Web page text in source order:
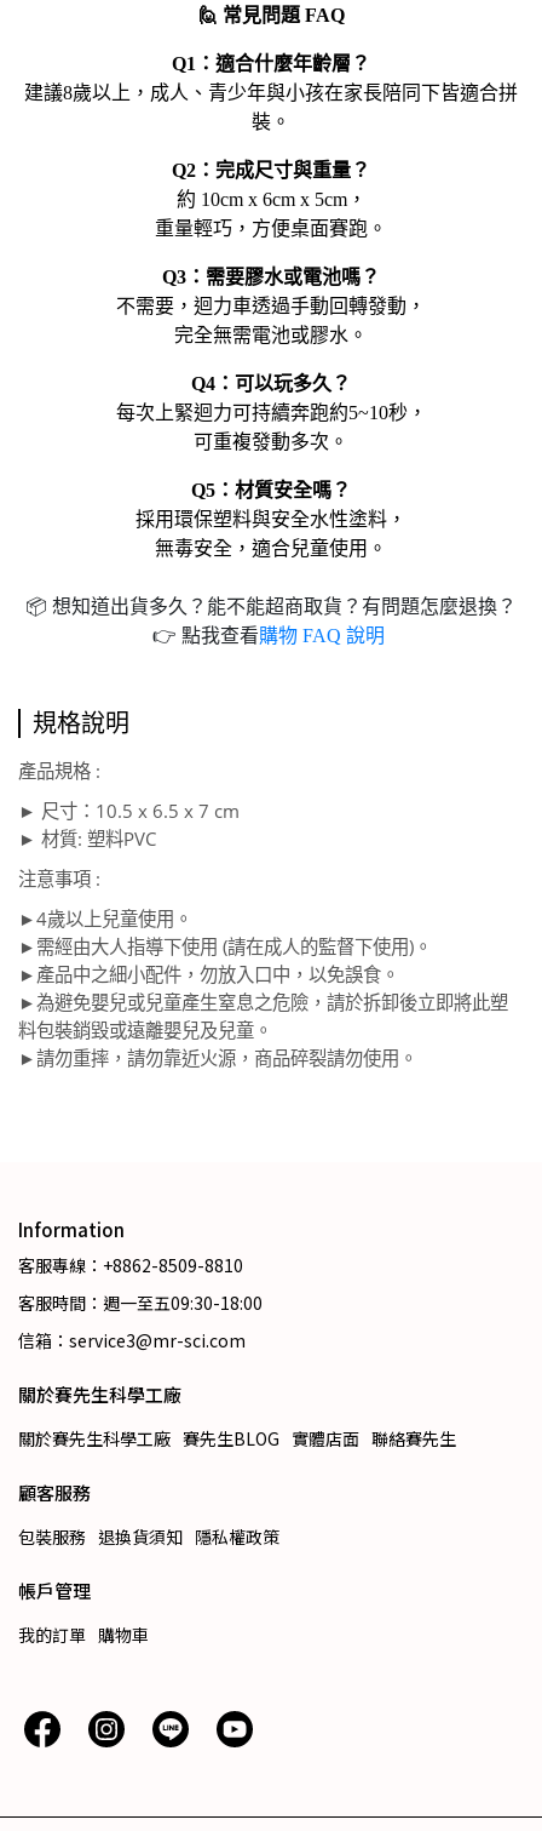
🙋 常見問題 FAQ
Q1：適合什麼年齡層？
建議8歲以上，成人、青少年與小孩在家長陪同下皆適合拼
裝。
Q2：完成尺寸與重量？
約 10cm x 6cm x 5cm，
重量輕巧，方便桌面賽跑。
Q3：需要膠水或電池嗎？
不需要，迴力車透過手動回轉發動，
完全無需電池或膠水。
Q4：可以玩多久？
每次上緊迴力可持續奔跑約5~10秒，
可重複發動多次。
Q5：材質安全嗎？
採用環保塑料與安全水性塗料，
無毒安全，適合兒童使用。
📦 想知道出貨多久？能不能超商取貨？有問題怎麼退換？
👉 點我查看購物 FAQ 說明
規格說明
產品規格 :
► 尺寸： 10.5 x 6.5 x 7 cm
► 材質: 塑料PVC
注意事項 :
►4歲以上兒童使用。
► 需經由大人指導下使用 (請在成人的監督下使用)。
► 產品中之細小配件，勿放入口中，以免誤食。
►為避免嬰兒或兒童產生窒息之危險，請於拆卸後立即將此塑
料包裝銷毀或遠離嬰兒及兒童。
►請勿重摔，請勿靠近火源，商品碎裂請勿使用。
Information
客服專線：+8862-8509-8810
客服時間：週一至五09:30-18:00
信箱：service3@mr-sci.com
關於賽先生科學工廠
關於賽先生科學工廠 賽先生BLOG 實體店面 聯絡賽先生
顧客服務
包裝服務 退換貨須知 隱私權政策
帳戶管理
我的訂單 購物車